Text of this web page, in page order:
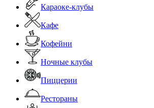
Караоке-клубы
Кафе
Кофейни
Ночные клубы
Пиццерии
Рестораны